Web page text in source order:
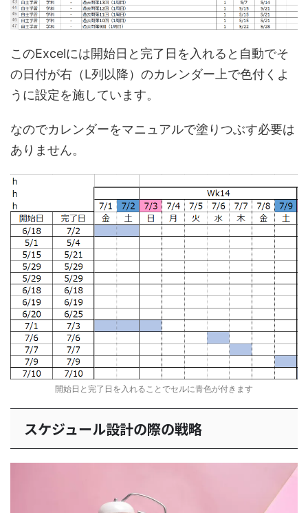
このExcelには開始日と完了日を入れると自動でそ
の日付が右（L列以降）のカレンダー上で色付くよ
うに設定を施しています。
なのでカレンダーをマニュアルで塗りつぶす必要は
ありません。
開始日と完了日を入れることでセルに青色が付きます
スケジュール設計の際の戦略